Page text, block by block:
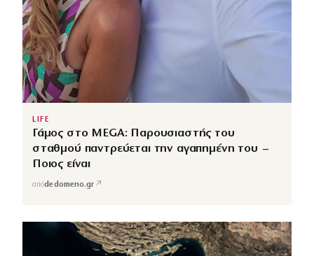
LIFE
Γάμος στο MEGA: Παρουσιαστής του
σταθμού παντρεύεται την αγαπημένη του –
Ποιος είναι
απόdedomeno.gr ↗